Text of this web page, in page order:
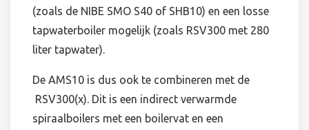
(zoals de NIBE SMO S40 of SHB10) en een losse
tapwaterboiler mogelijk (zoals RSV300 met 280
liter tapwater).
De AMS10 is dus ook te combineren met de
RSV300(x). Dit is een indirect verwarmde
spiraalboilers met een boilervat en een